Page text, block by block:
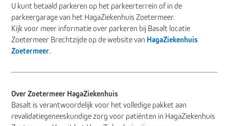
U kunt betaald parkeren op het parkeerterrein of in de
parkeergarage van het HagaZiekenhuis Zoetermeer.
Kijk voor meer informatie over parkeren bij Basalt locatie
Zoetermeer Brechtzijde op de website van HagaZiekenhuis
Zoetermeer.
Over Zoetermeer HagaZiekenhuis
Basalt is verantwoordelijk voor het volledige pakket aan
revalidatiegeneeskundige zorg voor patiënten in HagaZiekenhuis